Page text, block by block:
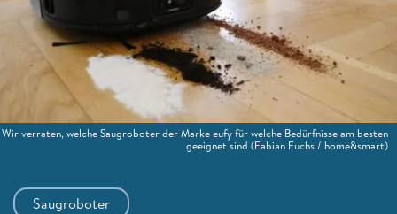
Saugroboter
Wir verraten, welche Saugroboter der Marke eufy für welche Bedürfnisse am besten
geeignet sind (Fabian Fuchs / home&smart)